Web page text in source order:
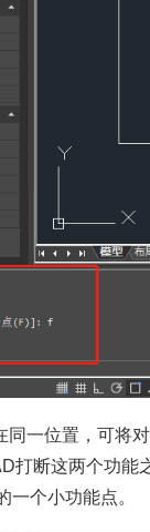
一位置，可将
打断这两个功
个小功能点。